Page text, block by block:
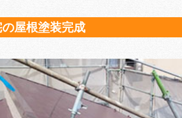
屋根塗装完成